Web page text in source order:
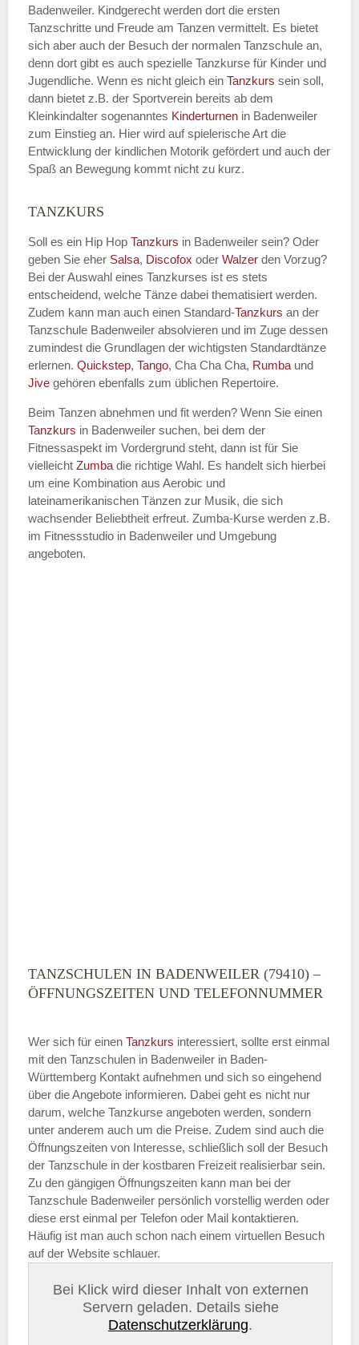
Name der Tanzschule
Kontakt E-Mail
Name des Tanzkurs*
Tanzart*
Badenweiler. Kindgerecht werden dort die ersten
Tanzschritte und Freude am Tanzen vermittelt. Es bietet
sich aber auch der Besuch der normalen Tanzschule an,
denn dort gibt es auch spezielle Tanzkurse für Kinder und
Jugendliche. Wenn es nicht gleich ein Tanzkurs sein soll,
dann bietet z.B. der Sportverein bereits ab dem
Kleinkindalter sogenanntes Kinderturnen in Badenweiler
zum Einstieg an. Hier wird auf spielerische Art die
Entwicklung der kindlichen Motorik gefördert und auch der
Spaß an Bewegung kommt nicht zu kurz.
TANZKURS
Soll es ein Hip Hop Tanzkurs in Badenweiler sein? Oder
geben Sie eher Salsa, Discofox oder Walzer den Vorzug?
Bei der Auswahl eines Tanzkurses ist es stets
entscheidend, welche Tänze dabei thematisiert werden.
Zudem kann man auch einen Standard-Tanzkurs an der
Tanzschule Badenweiler absolvieren und im Zuge dessen
zumindest die Grundlagen der wichtigsten Standardtänze
erlernen. Quickstep, Tango, Cha Cha Cha, Rumba und
Jive gehören ebenfalls zum üblichen Repertoire.
Beim Tanzen abnehmen und fit werden? Wenn Sie einen
Tanzkurs in Badenweiler suchen, bei dem der
Fitnessaspekt im Vordergrund steht, dann ist für Sie
vielleicht Zumba die richtige Wahl. Es handelt sich hierbei
um eine Kombination aus Aerobic und
lateinamerikanischen Tänzen zur Musik, die sich
wachsender Beliebtheit erfreut. Zumba-Kurse werden z.B.
im Fitnessstudio in Badenweiler und Umgebung
angeboten.
TANZSCHULEN IN BADENWEILER (79410) –
ÖFFNUNGSZEITEN UND TELEFONNUMMER
Wer sich für einen Tanzkurs interessiert, sollte erst einmal
mit den Tanzschulen in Badenweiler in Baden-
Württemberg Kontakt aufnehmen und sich so eingehend
über die Angebote informieren. Dabei geht es nicht nur
darum, welche Tanzkurse angeboten werden, sondern
unter anderem auch um die Preise. Zudem sind auch die
Öffnungszeiten von Interesse, schließlich soll der Besuch
der Tanzschule in der kostbaren Freizeit realisierbar sein.
Zu den gängigen Öffnungszeiten kann man bei der
Tanzschule Badenweiler persönlich vorstellig werden oder
diese erst einmal per Telefon oder Mail kontaktieren.
Häufig ist man auch schon nach einem virtuellen Besuch
auf der Website schlauer.
Bei Klick wird dieser Inhalt von externen
Servern geladen. Details siehe
Datenschutzerklärung.